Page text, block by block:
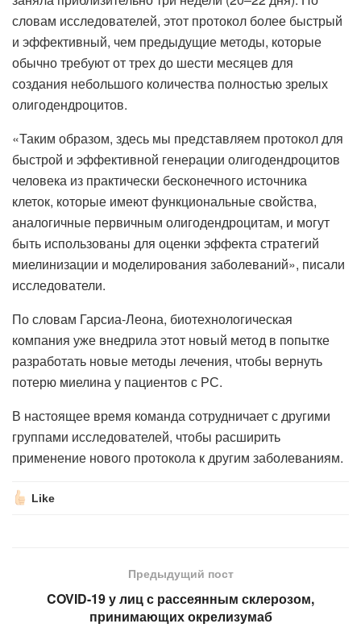
словам исследователей, этот протокол более быстрый
и эффективный, чем предыдущие методы, которые
обычно требуют от трех до шести месяцев для
создания небольшого количества полностью зрелых
олигодендроцитов.
«Таким образом, здесь мы представляем протокол для
быстрой и эффективной генерации олигодендроцитов
человека из практически бесконечного источника
клеток, которые имеют функциональные свойства,
аналогичные первичным олигодендроцитам, и могут
быть использованы для оценки эффекта стратегий
миелинизации и моделирования заболеваний», писали
исследователи.
По словам Гарсиа-Леона, биотехнологическая
компания уже внедрила этот новый метод в попытке
разработать новые методы лечения, чтобы вернуть
потерю миелина у пациентов с РС.
В настоящее время команда сотрудничает с другими
группами исследователей, чтобы расширить
применение нового протокола к другим заболеваниям.
Like
Предыдущий пост
COVID-19 у лиц с рассеянным склерозом,
принимающих окрелизумаб